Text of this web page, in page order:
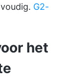
G2-
het